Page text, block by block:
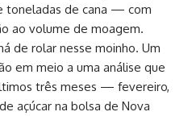
toneladas de cana — com
ao volume de moagem.
de rolar nesse moinho. Um
em meio a uma análise que
três meses — fevereiro,
açúcar na bolsa de Nova